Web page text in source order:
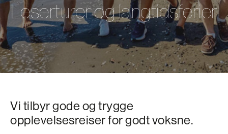
Leserturer og langtidsferier
Vi tilbyr gode og trygge
opplevelsesreiser for godt voksne.